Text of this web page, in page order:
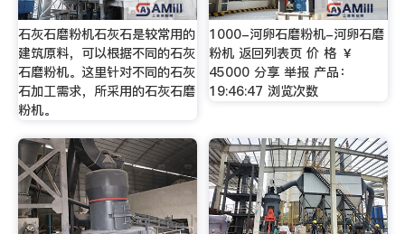
石灰石磨粉机石灰石是较常用的
建筑原料，可以根据不同的石灰
石磨粉机。这里针对不同的石灰
石加工需求，所采用的石灰石磨
粉机。
1000-河卵石磨粉机-河卵石磨
粉机 返回列表页 价 格 ￥
45000 分享 举报 产品：
19:46:47 浏览次数